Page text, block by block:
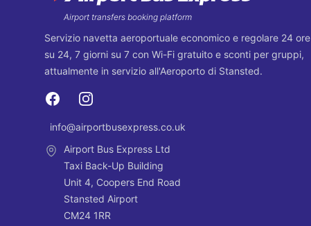
Airport transfers booking platform
Servizio navetta aeroportuale economico e regolare 24 ore
su 24, 7 giorni su 7 con Wi-Fi gratuito e sconti per gruppi,
attualmente in servizio all'Aeroporto di Stansted.
FacebookInstagram
Email
info@airportbusexpress.co.uk
Airport Bus Express Ltd
Taxi Back-Up Building
Unit 4, Coopers End Road
Stansted Airport
CM24 1RR